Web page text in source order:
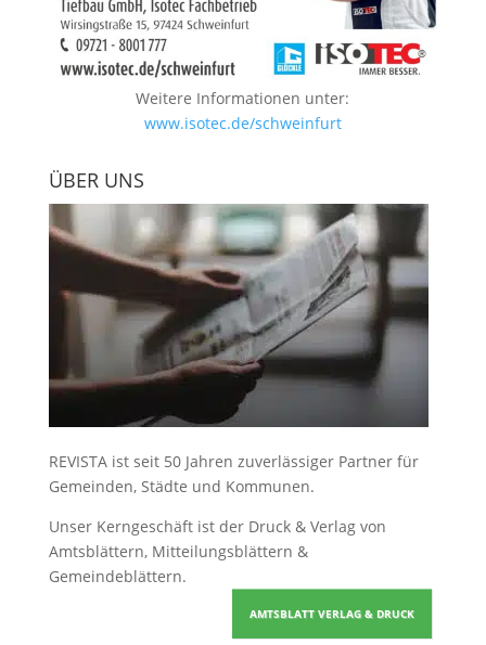
Weitere Informationen unter:
www.isotec.de/schweinfurt
ÜBER UNS
REVISTA ist seit 50 Jahren zuverlässiger Partner für
Gemeinden, Städte und Kommunen.
Unser Kerngeschäft ist der Druck & Verlag von
Amtsblättern, Mitteilungsblättern &
Gemeindeblättern.
AMTSBLATT VERLAG & DRUCK